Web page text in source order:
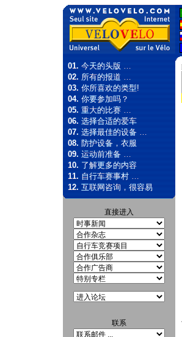
01.今天的头版 …
02.所有的报道 …
03.你所喜欢的类型!
04.你要参加吗？
05.重大的比赛 …
06.选择合适的爱车
07.选择最佳的设备 …
08.防护设备，衣服
09.运动前准备 …
10.了解更多的内容
11.自行车赛事村 …
12.互联网咨询，很容易
直接进入
联系